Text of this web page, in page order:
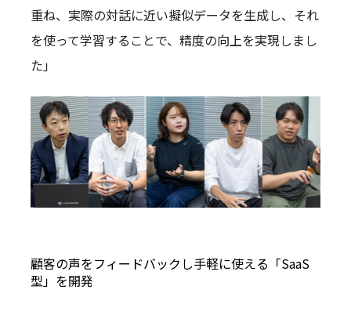
重ね、実際の対話に近い擬似データを生成し、それ
を使って学習することで、精度の向上を実現しまし
た」
顧客の声をフィードバックし手軽に使える「SaaS
型」を開発